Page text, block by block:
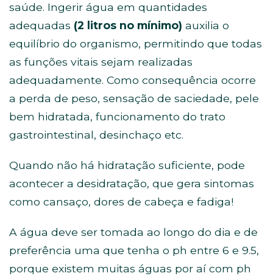
saúde. Ingerir água em quantidades
adequadas (2 litros no mínimo) auxilia o
equilíbrio do organismo, permitindo que todas
as funções vitais sejam realizadas
adequadamente. Como consequência ocorre
a perda de peso, sensação de saciedade, pele
bem hidratada, funcionamento do trato
gastrointestinal, desinchaço etc.
Quando não há hidratação suficiente, pode
acontecer a desidratação, que gera sintomas
como cansaço, dores de cabeça e fadiga!
A água deve ser tomada ao longo do dia e de
preferência uma que tenha o ph entre 6 e 9.5,
porque existem muitas águas por aí com ph